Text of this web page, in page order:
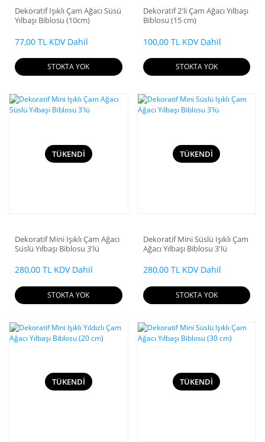
Dekoratif Işıklı Çam Ağacı Süsü
Yılbaşı Biblosu (10cm)
77,00 TL KDV Dahil
STOKTA YOK
Dekoratif 2'li Çam Ağacı Yılbaşı
Biblosu (15 cm)
100,00 TL KDV Dahil
STOKTA YOK
TÜKENDİ
Dekoratif Mini Işıklı Çam Ağacı
Süslü Yılbaşı Biblosu 3'lü
280,00 TL KDV Dahil
STOKTA YOK
TÜKENDİ
Dekoratif Mini Süslü Işıklı Çam
Ağacı Yılbaşı Biblosu 3'lü
280,00 TL KDV Dahil
STOKTA YOK
TÜKENDİ TÜKENDİ